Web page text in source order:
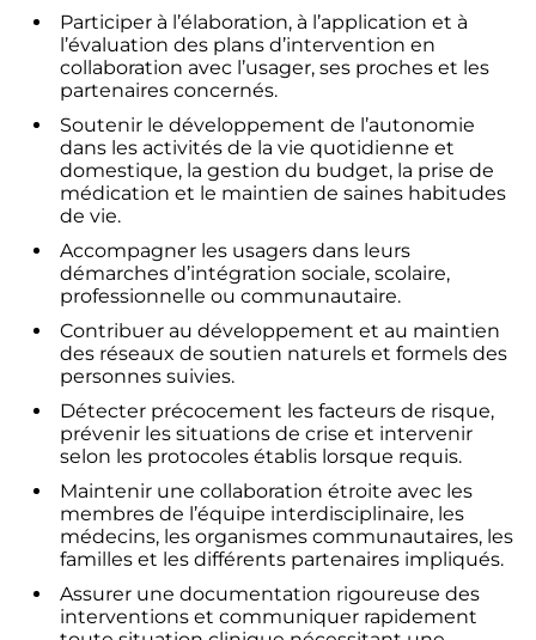
Participer à l’élaboration, à l’application et à
l’évaluation des plans d’intervention en
collaboration avec l’usager, ses proches et les
partenaires concernés.
Soutenir le développement de l’autonomie
dans les activités de la vie quotidienne et
domestique, la gestion du budget, la prise de
médication et le maintien de saines habitudes
de vie.
Accompagner les usagers dans leurs
démarches d’intégration sociale, scolaire,
professionnelle ou communautaire.
Contribuer au développement et au maintien
des réseaux de soutien naturels et formels des
personnes suivies.
Détecter précocement les facteurs de risque,
prévenir les situations de crise et intervenir
selon les protocoles établis lorsque requis.
Maintenir une collaboration étroite avec les
membres de l’équipe interdisciplinaire, les
médecins, les organismes communautaires, les
familles et les différents partenaires impliqués.
Assurer une documentation rigoureuse des
interventions et communiquer rapidement